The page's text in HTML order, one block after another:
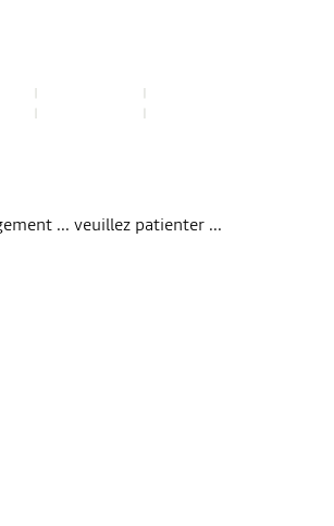
... veuillez patienter ...